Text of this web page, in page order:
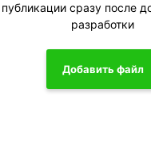
публикации сразу после
разработки
Добавить файл